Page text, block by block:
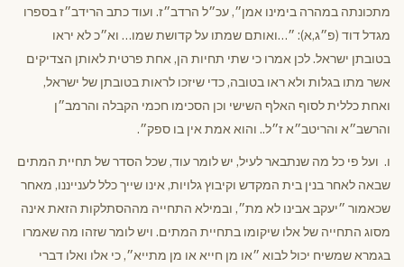
מתכונתה במהרה בימינו אמן״, עכ״ל הרדב״ז. ועוד כתב הרידב״ז בספרו
מגדל דוד (פ״ג,א): ״…ואותם שמתו על קדושת שמו… וא״כ לא יראו
בטובתן ישראל. לכן אמרו כי שתי תחיות הן, אחת פרטית לאותן הצדיקים
אשר מתו בגלות ולא ראו בטובה, כדי שיזכו לראות בטובתן של ישראל,
ואחת כללית לסוף האלף השישי וכן הסכימו חכמי הקבלה והרמב״ן
והרשב״א והריטב״א ז״ל.. והוא אמת אין בו ספק״.
ו. ועל פי כל מה שנתבאר לעיל, יש לומר עוד, שכל הסדר של תחיית המתים
שבאה לאחר בנין בית המקדש וקיבוץ גלויות, אינו שייך כלל לענייננו, מאחר
שכאמור ״יעקב אבינו לא מת״, ובמילא התחייה מההסתלקות הזאת אינה
מסוג התחייה של אלו שיקומו בתחיית המתים. ויש לומר שזהו מה שאמרו
בגמרא שמשיח יכול לבוא ״או מן חייא או מן מתייא״, כי אלו ואלו דברי